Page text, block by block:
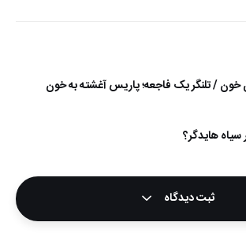
خون / تلنگر یک فاجعه؛ پاریس آغشته به خون
سیاه هایدگر؟
ثبت دیدگاه